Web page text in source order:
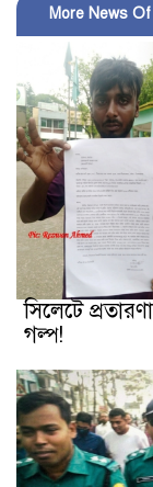
More News Of
সিলেটে
গল্প!